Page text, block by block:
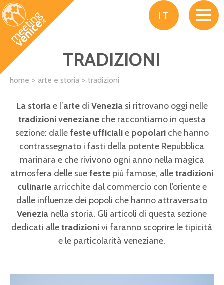
Salta al contenuto principale
IT
TRADIZIONI
home arte e storia tradizioni
La storiae l’artedi Venezia si ritrovano oggi nelle
tradizioni veneziane che raccontiamo in questa
sezione: dallefeste ufficialie popolariche hanno
contrassegnato i fasti della potente Repubblica
marinara e che rivivono ogni anno nella magica
atmosfera delle suefeste più famose, alletradizioni
culinariearricchite dal commercio con l’oriente e
dalle influenze dei popoli che hanno attraversato
Venezia nella storia. Gli articoli di questa sezione
dedicati alletradizionivi faranno scoprire le tipicità
e le particolarità veneziane.